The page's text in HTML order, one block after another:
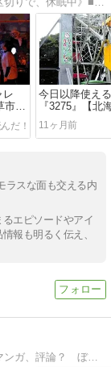
レ
宮
かか
か
の妖
怖
今日以降使え
『3275』【北
柳町の遊園地
に」】■「乗れ
現役日本最古
11ヶ月前
ラスな面も交える内
エピソードやアイ
報も明るく伝え、
ワンパク小豚「あっくん」の大活躍！小話、マンガ、評論？ ぼちぼちと更新中・・・